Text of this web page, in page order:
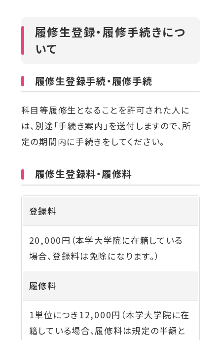
履修生登録・履修手続きにつ
いて
履修生登録手続・履修手続
科目等履修生となることを許可された人に
は、別途「手続き案内」を送付しますので、所
定の期間内に手続きをしてください。
履修生登録料・履修料
登録料
20,000円（本学大学院に在籍している
場合、登録料は免除になります。）
履修料
1単位につき12,000円（本学大学院に在
籍している場合、履修料は規定の半額と